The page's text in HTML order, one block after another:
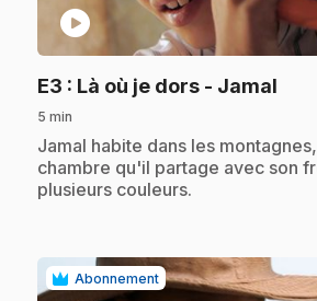
play_circle
E3 : Là où je dors - Jamal
5 min
.Jamal habite dans les
chambre qu'il partage avec son
plusieurs couleurs.
Abonnement